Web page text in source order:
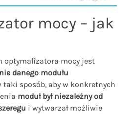
mocy – jak
optymalizatora mocy jest
danego modułu
taki sposób, aby w konkretnych
moduł był niezależny od
i wytwarzał możliwie